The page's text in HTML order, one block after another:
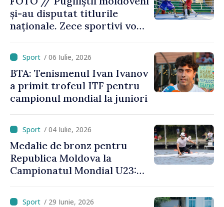
și-au disputat titlurile
naționale. Zece sportivi vor
/ 06 Iulie, 2026
BTA: Tenismenul Ivan Ivanov
a primit trofeul ITF pentru
campionul mondial la juniori
/ 04 Iulie, 2026
Medalie de bronz pentru
Republica Moldova la
Campionatul Mondial U23:
urcat pe podium
/ 29 Iunie, 2026